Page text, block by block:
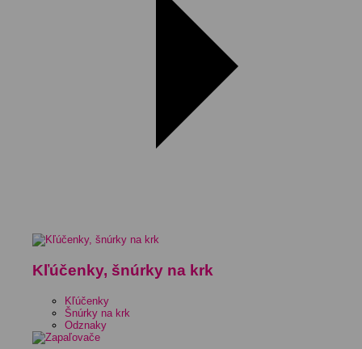
Kľúčenky, šnúrky na krk
Kľúčenky
Šnúrky na krk
Odznaky